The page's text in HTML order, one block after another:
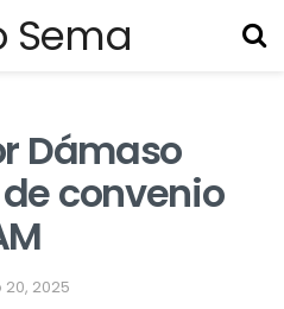
Dámaso
convenio
2025